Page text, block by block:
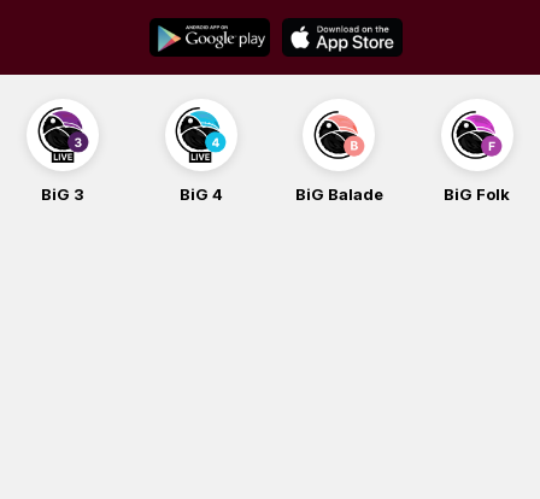
content
BiG 3 BiG 4 BiG Balade BiG Folk